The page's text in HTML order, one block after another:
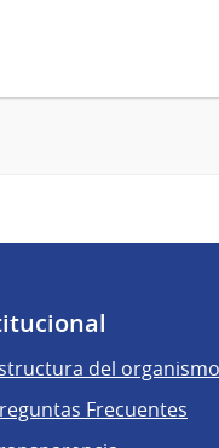
del organismo
Frecuentes